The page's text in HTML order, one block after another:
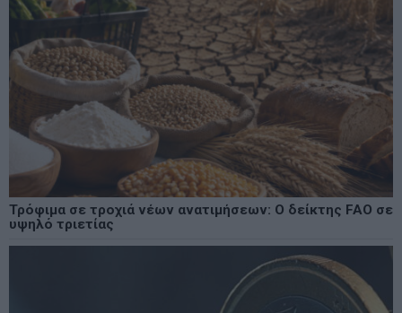
Τρόφιμα σε τροχιά νέων ανατιμήσεων: Ο δείκτης FAO σε
υψηλό τριετίας